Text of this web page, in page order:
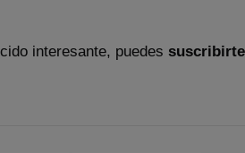
interesante, puedes